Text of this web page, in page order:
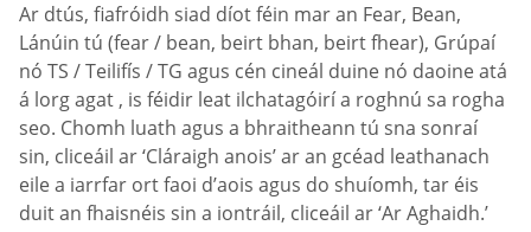
Ar dtús, fiafróidh siad díot féin mar an Fear, Bean,
Lánúin tú (fear / bean, beirt bhan, beirt fhear), Grúpaí
nó TS / Teilifís / TG agus cén cineál duine nó daoine atá
á lorg agat , is féidir leat ilchatagóirí a roghnú sa rogha
seo. Chomh luath agus a bhraitheann tú sna sonraí
sin, cliceáil ar ‘Cláraigh anois’ ar an gcéad leathanach
eile a iarrfar ort faoi d’aois agus do shuíomh, tar éis
duit an fhaisnéis sin a iontráil, cliceáil ar ‘Ar Aghaidh.’